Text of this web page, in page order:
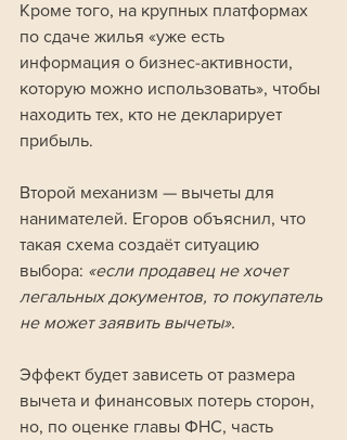
Кроме того, на крупных платформах
по сдаче жилья «уже есть
информация о бизнес-активности,
которую можно использовать», чтобы
находить тех, кто не декларирует
прибыль.
Второй механизм — вычеты для
нанимателей. Егоров объяснил, что
такая схема создаёт ситуацию
выбора: «если продавец не хочет
легальных документов, то покупатель
не может заявить вычеты».
Эффект будет зависеть от размера
вычета и финансовых потерь сторон,
но, по оценке главы ФНС, часть